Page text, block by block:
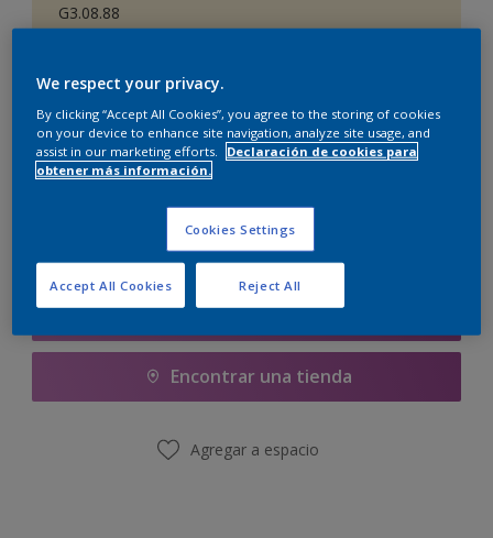
G3.08.88
Tamaño
5 litros
Agregar a la lista de deseos
Encontrar una tienda
Agregar a espacio
We respect your privacy.
By clicking “Accept All Cookies”, you agree to the storing of cookies
on your device to enhance site navigation, analyze site usage, and
assist in our marketing efforts.
Declaración de cookies para
obtener más información.
Cookies Settings
Reject All
Accept All Cookies